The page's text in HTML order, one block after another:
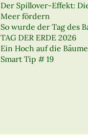
Der Spillover-Effekt:
Meer fördern
So wurde der Tag des
TAG DER ERDE 2026
Ein Hoch auf die
Smart Tip # 19